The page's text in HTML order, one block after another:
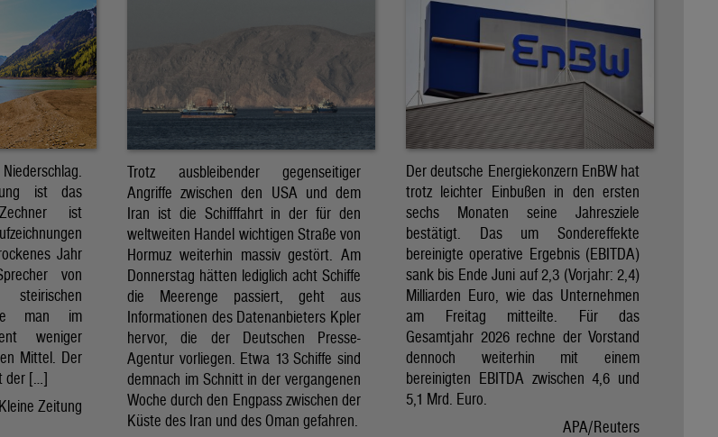
ist das
ist
Jahr
von
man im
weniger
Mittel. Der
der […]
Kleine Zeitung
Trotz ausbleibender gegenseitiger
Angriffe zwischen den USA und dem
Iran ist die Schifffahrt in der für den
weltweiten Handel wichtigen Straße von
Hormuz weiterhin massiv gestört. Am
Donnerstag hätten lediglich acht Schiffe
die Meerenge passiert, geht aus
Informationen des Datenanbieters Kpler
hervor, die der Deutschen Presse-
Agentur vorliegen. Etwa 13 Schiffe sind
demnach im Schnitt in der vergangenen
Woche durch den Engpass zwischen der
Küste des Iran und des Oman gefahren.
Der deutsche Energiekonzern EnBW hat
trotz leichter Einbußen in den ersten
sechs Monaten seine Jahresziele
bestätigt. Das um Sondereffekte
bereinigte operative Ergebnis (EBITDA)
sank bis Ende Juni auf 2,3 (Vorjahr: 2,4)
Milliarden Euro, wie das Unternehmen
am Freitag mitteilte. Für das
Gesamtjahr 2026 rechne der Vorstand
dennoch weiterhin mit einem
bereinigten EBITDA zwischen 4,6 und
5,1 Mrd. Euro.
APA/Reuters